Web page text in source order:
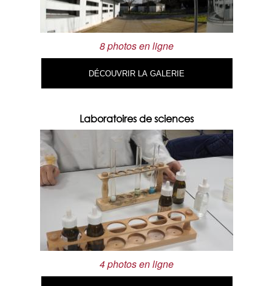
8 photos en ligne
DÉCOUVRIR LA GALERIE
Laboratoires de sciences
4 photos en ligne